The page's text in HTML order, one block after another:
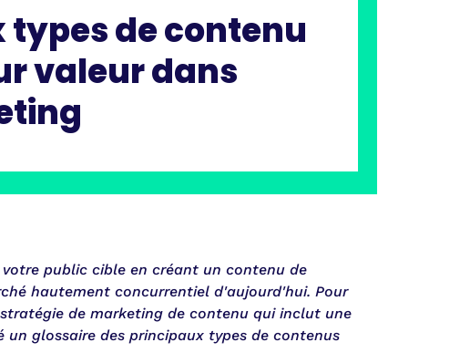
types de contenu
valeur dans
public cible en créant un contenu de
hautement concurrentiel d'aujourd'hui. Pour
de marketing de contenu qui inclut une
un glossaire des principaux types de contenus